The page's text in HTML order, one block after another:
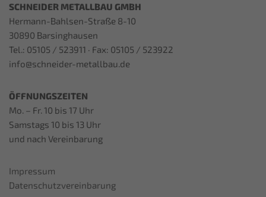
SCHNEIDER METALLBAU GMBH
Hermann-Bahlsen-Straße 8-10
30890 Barsinghausen
Tel.: 05105 / 523911 · Fax: 05105 / 523922
info@schneider-metallbau.de
ÖFFNUNGSZEITEN
Mo. – Fr. 10 bis 17 Uhr
Samstags 10 bis 13 Uhr
und nach Vereinbarung
Impressum
Datenschutzvereinbarung